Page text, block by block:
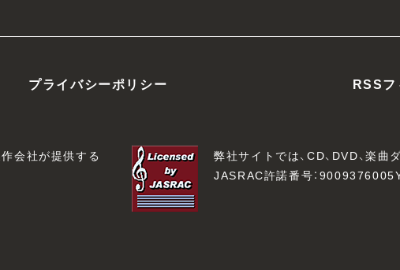
プライバシーポリシー RSSフ
会社が提供する
弊社サイトでは、CD、DVD、楽
JASRAC許諾番号：